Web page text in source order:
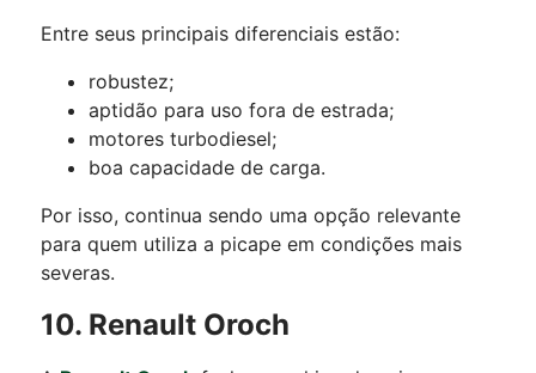
Entre seus principais diferenciais estão:
robustez;
aptidão para uso fora de estrada;
motores turbodiesel;
boa capacidade de carga.
Por isso, continua sendo uma opção relevante
para quem utiliza a picape em condições mais
severas.
10. Renault Oroch